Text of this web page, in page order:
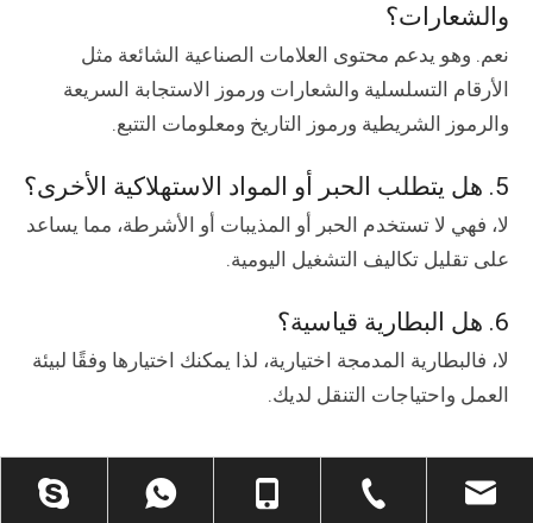
والشعارات؟
نعم. وهو يدعم محتوى العلامات الصناعية الشائعة مثل
الأرقام التسلسلية والشعارات ورموز الاستجابة السريعة
والرموز الشريطية ورموز التاريخ ومعلومات التتبع.
5. هل يتطلب الحبر أو المواد الاستهلاكية الأخرى؟
لا، فهي لا تستخدم الحبر أو المذيبات أو الأشرطة، مما يساعد
على تقليل تكاليف التشغيل اليومية.
6. هل البطارية قياسية؟
لا، فالبطارية المدمجة اختيارية، لذا يمكنك اختيارها وفقًا لبيئة
العمل واحتياجات التنقل لديك.